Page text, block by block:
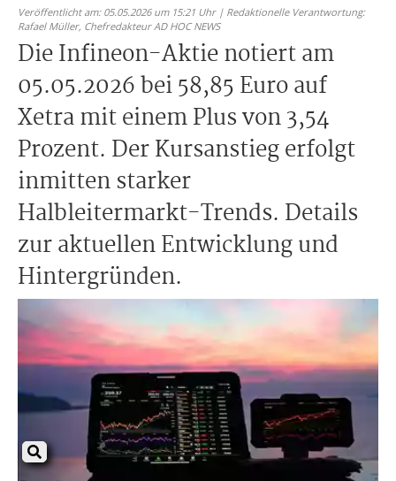
Veröffentlicht am: 05.05.2026 um 15:21 Uhr | Redaktionelle Verantwortung:
Rafael Müller, Chefredakteur AD HOC NEWS
Die Infineon-Aktie notiert am
05.05.2026 bei 58,85 Euro auf
Xetra mit einem Plus von 3,54
Prozent. Der Kursanstieg erfolgt
inmitten starker
Halbleitermarkt-Trends. Details
zur aktuellen Entwicklung und
Hintergründen.